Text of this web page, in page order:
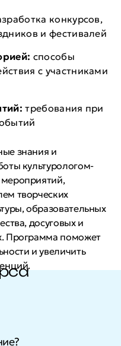
конкурсов,
и фестивалей
способы
с участниками
требования при
знания и
культурологом-
творческих
образовательных
досуговых и
Программа поможет
и увеличить